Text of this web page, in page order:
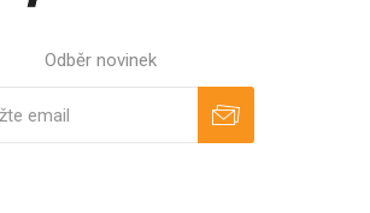
Odběr novinek